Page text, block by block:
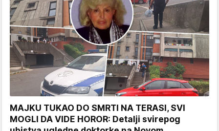
MAJKU TUKAO DO SMRTI NA TERASI, SVI
MOGLI DA VIDE HOROR: Detalji svirepog